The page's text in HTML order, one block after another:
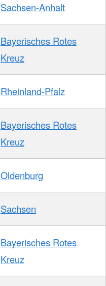
Sachsen-Anhalt
Bayerisches Rotes
Kreuz
Rheinland-Pfalz
Bayerisches Rotes
Kreuz
Oldenburg
Sachsen
Bayerisches Rotes
Kreuz